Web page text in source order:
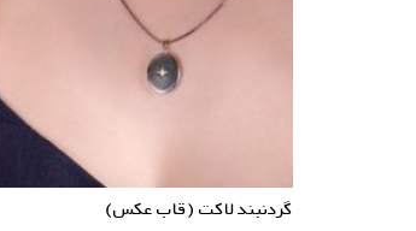
گردنبند لاکت (قاب عکس)